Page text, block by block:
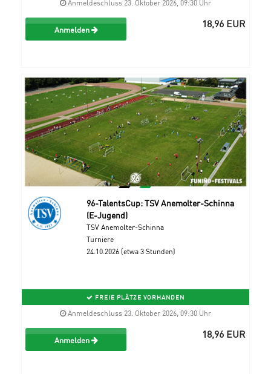
Anmeldeschluss 23. Oktober 2026, 09:30 Uhr
Anmelden 18,96 EUR
96-TalentsCup: TSV Anemolter-Schinna
(E-Jugend)
TSV Anemolter-Schinna
Turniere
24.10.2026 (etwa 3 Stunden)
FREIE PLÄTZE VORHANDEN
Anmeldeschluss 23. Oktober 2026, 09:30 Uhr
Anmelden 18,96 EUR